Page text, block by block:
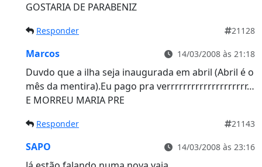
GOSTARIA DE PARABENIZ
Responder 21128
Marcos 14/03/2008 às 21:18
Duvdo que a ilha seja inaugurada em abril (Abril é o
mês da mentira).Eu pago pra verrrrrrrrrrrrrrrrrrrr…
E MORREU MARIA PRE
Responder 21143
SAPO 14/03/2008 às 23:16